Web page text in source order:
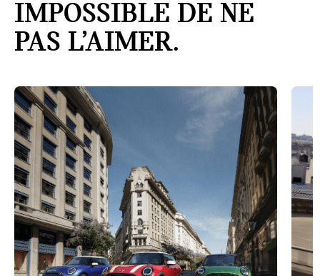
IMPOSSIBLE DE NE
PAS L’AIMER.